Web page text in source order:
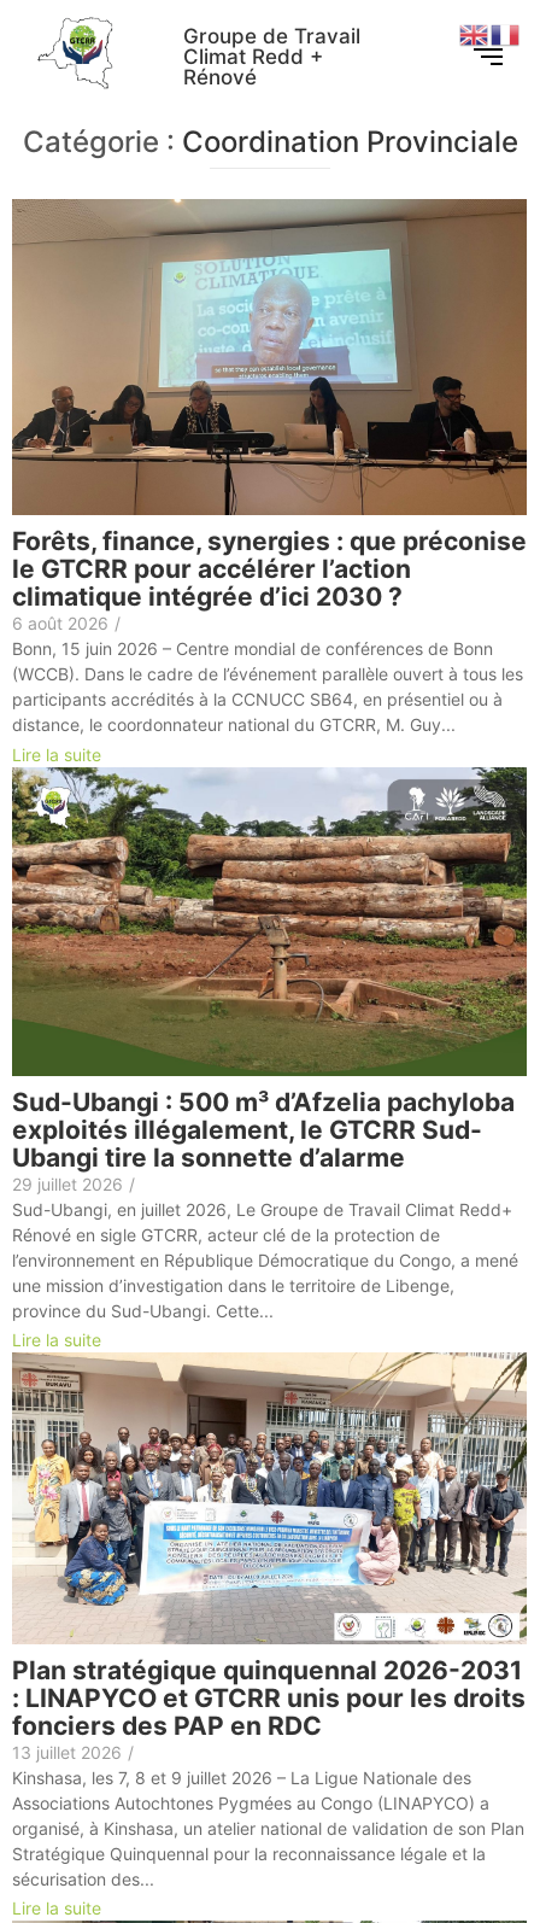
Groupe de Travail
Climat Redd +
Rénové
Catégorie : Coordination Provinciale
Forêts, finance, synergies : que préconise
le GTCRR pour accélérer l’action
climatique intégrée d’ici 2030 ?
6 août 2026 /
Bonn, 15 juin 2026 – Centre mondial de conférences de Bonn
(WCCB). Dans le cadre de l’événement parallèle ouvert à tous les
participants accrédités à la CCNUCC SB64, en présentiel ou à
distance, le coordonnateur national du GTCRR, M. Guy...
Lire la suite
Sud-Ubangi : 500 m³ d’Afzelia pachyloba
exploités illégalement, le GTCRR Sud-
Ubangi tire la sonnette d’alarme
29 juillet 2026 /
Sud-Ubangi, en juillet 2026, Le Groupe de Travail Climat Redd+
Rénové en sigle GTCRR, acteur clé de la protection de
l’environnement en République Démocratique du Congo, a mené
une mission d’investigation dans le territoire de Libenge,
province du Sud-Ubangi. Cette...
Lire la suite
Plan stratégique quinquennal 2026-2031
: LINAPYCO et GTCRR unis pour les droits
fonciers des PAP en RDC
13 juillet 2026 /
Kinshasa, les 7, 8 et 9 juillet 2026 – La Ligue Nationale des
Associations Autochtones Pygmées au Congo (LINAPYCO) a
organisé, à Kinshasa, un atelier national de validation de son Plan
Stratégique Quinquennal pour la reconnaissance légale et la
sécurisation des...
Lire la suite